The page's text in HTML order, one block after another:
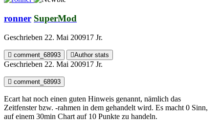
ronner SuperMod
Geschrieben 22. Mai 200917 Jr.
comment_68993 Author stats
Geschrieben 22. Mai 200917 Jr.
comment_68993
Ecart hat noch einen guten Hinweis genannt, nämlich das
Zeitfenster bzw. -rahmen in dem gehandelt wird. Es macht 0 Sinn,
auf einem 30min Chart auf 10 Punkte zu handeln.